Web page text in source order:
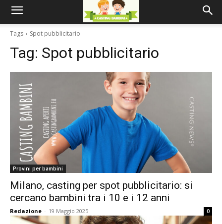
Tags Spot pubblicitario
Tag: Spot pubblicitario
Provini per bambini
Milano, casting per spot pubblicitario: si
cercano bambini tra i 10 e i 12 anni
Redazione - 19 Maggio 2025 0